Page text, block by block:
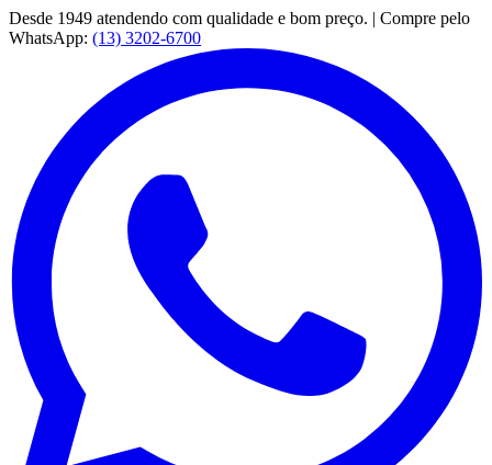
Desde 1949 atendendo com qualidade e bom preço. | Compre pelo
WhatsApp: (13) 3202-6700